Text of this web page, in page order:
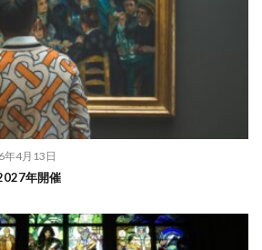
年4月13日
年開催